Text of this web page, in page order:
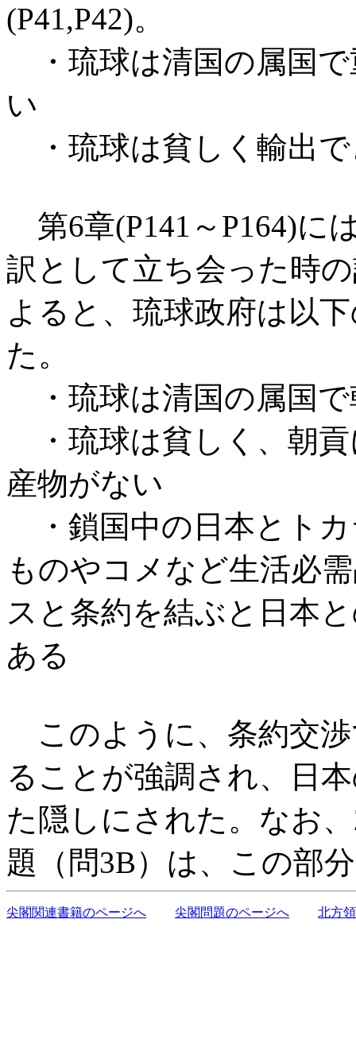
(P41,P42)。
・琉球は清国の属国
い
・琉球は貧しく輸出
第6章(P141～P164)に
訳として立ち会った時
よると、琉球政府は以
た。
・琉球は清国の属国
・琉球は貧しく、朝
産物がない
・鎖国中の日本とト
ものやコメなど生活必
スと条約を結ぶと日本
ある
このように、条約交
ることが強調され、日
た隠しにされた。なお
題（問3B）は、この部
尖閣関連書籍のページへ 尖閣問題のページへ 北方